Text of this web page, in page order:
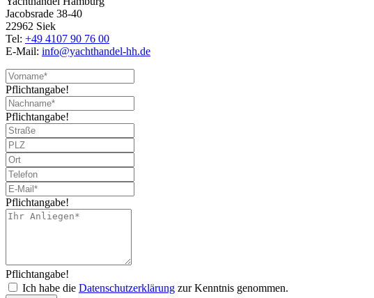
Jacobsrade 38-40
22962 Siek
Tel: +49 4107 90 76 00
E-Mail: info@yachthandel-hh.de
Pflichtangabe!
Pflichtangabe!
Pflichtangabe!
Pflichtangabe!
Ich habe die Datenschutzerklärung zur Kenntnis genommen.